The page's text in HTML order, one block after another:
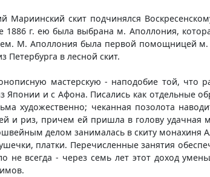
Мариинский скит подчинялся
1886 г. ею была выбрана м. Аполлония,
М. Аполлония была первой помощницей м.
Петербурга в лесной скит.
мастерскую - наподобие той, что
Японии и с Афона. Писались как отдельные
художественно; чеканная позолота
и риз, причем ей пришла в голову
делом занималась в скиту монахиня
платки. Перечисленные занятия
не всегда - через семь лет этот доход